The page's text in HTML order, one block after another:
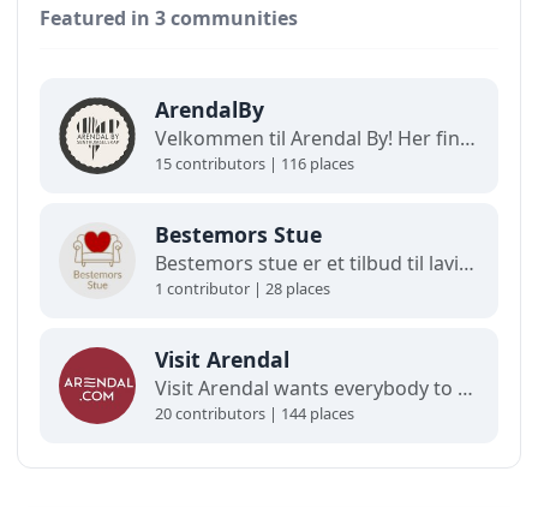
Featured in 3 communities
ArendalBy
Velkommen til Arendal By! Her finner du interaktive kart og oppdaterte oversikter over alt som skjer i byen. Utforsk, finn frem og opplev det beste av Arendal på ett og samme sted!
15 contributors | 116 places
Bestemors Stue
Bestemors stue er et tilbud til lavinntektsfamilier med barn fra 0-12 år.
1 contributor | 28 places
Visit Arendal
Visit Arendal wants everybody to fall in love with Arendal and all it has to offer.
20 contributors | 144 places